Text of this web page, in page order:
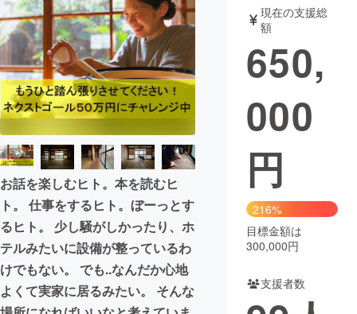
アート・写真 音楽
テクノロジー・ガジェット ゲーム・サ
映像・映画
ビジネス・起業
まちづくり・地域活性化
CAMPFIRE for Social Good CAMPFIRE Creation
CAMPFIREふるさと納税machi-ya コミュニティ
お話を楽しむヒト。本を読むヒ
ト。 仕事をするヒト。ぼーっとす
るヒト。 少し騒がしかったり、ホ
テルみたいに設備が整っているわ
けでもない。 でも..なんだか心地
よくて実家に居るみたい。 そんな
現在の支援総
額
650,
000
円
216%
目標金額は
300,000円
支援者数